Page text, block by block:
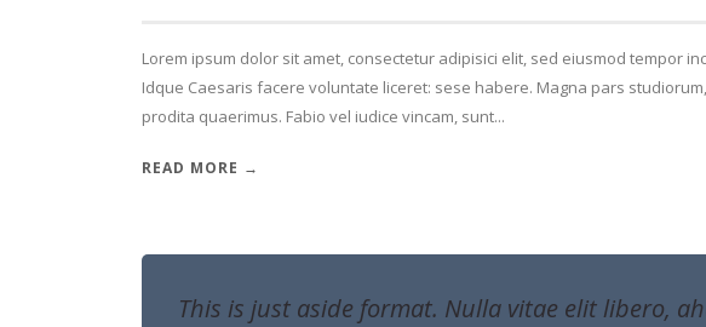
Lorem ipsum dolor sit amet, consectetur adipisici elit, sed eiusmod tempor
Idque Caesaris facere voluntate liceret: sese habere. Magna pars
prodita quaerimus. Fabio vel iudice vincam, sunt...
READ MORE →
This is just aside format. Nulla vitae elit libero,